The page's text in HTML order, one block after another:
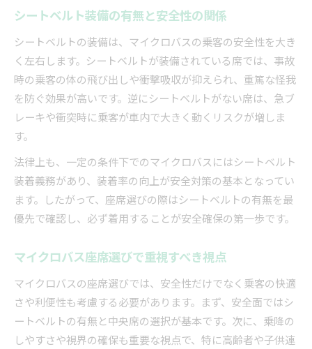
事故リスクを減らすための座席選び基準
マイクロバスで快適かつ安全な席の選択法
乗客全員が安心できる座席の選び方
シートベルト装備の有無と安全性の関係
シートベルトの装備は、マイクロバスの乗客の安全性を大き
く左右します。シートベルトが装備されている席では、事故
時の乗客の体の飛び出しや衝撃吸収が抑えられ、重篤な怪我
を防ぐ効果が高いです。逆にシートベルトがない席は、急ブ
レーキや衝突時に乗客が車内で大きく動くリスクが増しま
す。
法律上も、一定の条件下でのマイクロバスにはシートベルト
装着義務があり、装着率の向上が安全対策の基本となってい
ます。したがって、座席選びの際はシートベルトの有無を最
優先で確認し、必ず着用することが安全確保の第一歩です。
マイクロバス座席選びで重視すべき視点
マイクロバスの座席選びでは、安全性だけでなく乗客の快適
さや利便性も考慮する必要があります。まず、安全面ではシ
ートベルトの有無と中央席の選択が基本です。次に、乗降の
しやすさや視界の確保も重要な視点で、特に高齢者や子供連